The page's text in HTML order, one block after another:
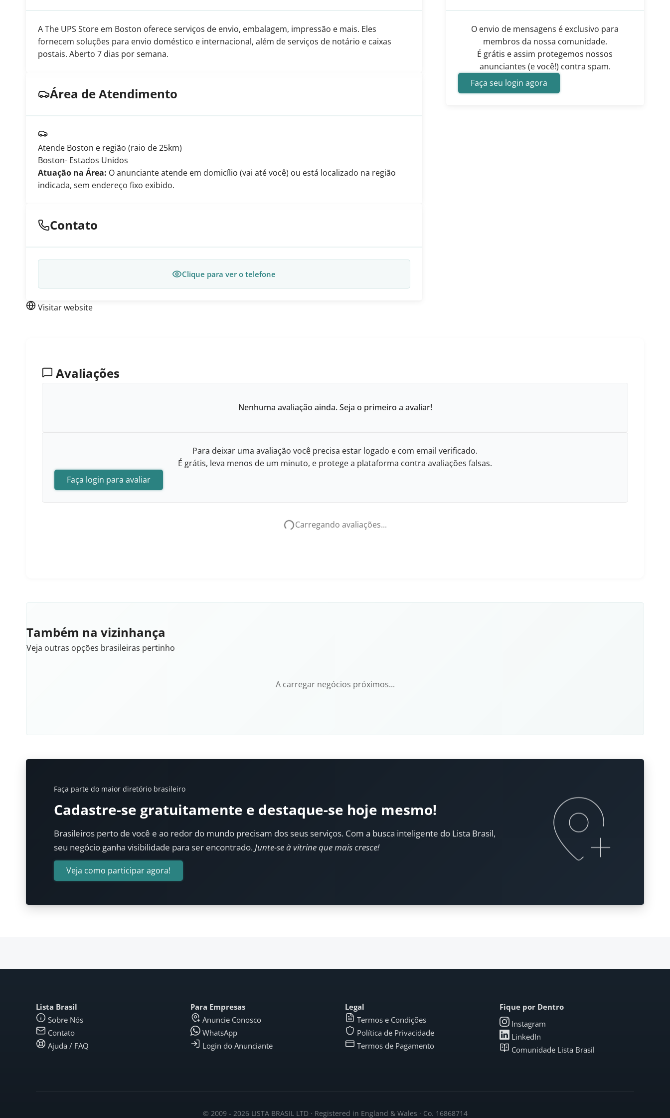
A The UPS Store em Boston oferece serviços de envio, embalagem, impressão e mais. Eles
fornecem soluções para envio doméstico e internacional, além de serviços de notário e caixas
postais. Aberto 7 dias por semana.
Área de Atendimento
Atende Boston e região (raio de 25km)
Boston- Estados Unidos
Atuação na Área: O anunciante atende em domicílio (vai até você) ou está localizado na região
indicada, sem endereço fixo exibido.
Contato
Clique para ver o telefone
Visitar website
O envio de mensagens é exclusivo para
membros da nossa comunidade.
É grátis e assim protegemos nossos
anunciantes (e você!) contra spam.
Faça seu login agora
Avaliações
Nenhuma avaliação ainda. Seja o primeiro a avaliar!
Para deixar uma avaliação você precisa estar logado e com email verificado.
É grátis, leva menos de um minuto, e protege a plataforma contra avaliações falsas.
Faça login para avaliar
Carregando avaliações...
Também na vizinhança
Veja outras opções brasileiras pertinho
A carregar negócios próximos...
Faça parte do maior diretório brasileiro
Cadastre-se gratuitamente e destaque-se hoje mesmo!
Brasileiros perto de você e ao redor do mundo precisam dos seus serviços. Com a busca inteligente do Lista Brasil,
seu negócio ganha visibilidade para ser encontrado.Junte-se à vitrine que mais cresce!
Veja como participar agora!
Lista Brasil
Sobre Nós
Contato
Ajuda / FAQ
Para Empresas
Anuncie Conosco
WhatsApp
Login do Anunciante
Legal
Termos e Condições
Política de Privacidade
Termos de Pagamento
Fique por Dentro
Instagram
LinkedIn
Comunidade Lista Brasil
© 2009 - 2026 LISTA BRASIL LTD · Registered in England & Wales · Co. 16868714